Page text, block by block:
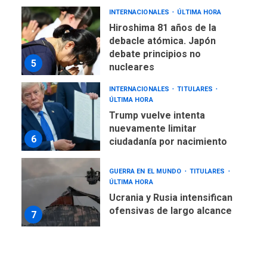
5
INTERNACIONALES ÚLTIMA HORA
Hiroshima 81 años de la
debacle atómica. Japón
debate principios no
nucleares
6
INTERNACIONALES
TITULARES
ÚLTIMA HORA
Trump vuelve intenta
nuevamente limitar
ciudadanía por nacimiento
7
GUERRA EN EL MUNDO
TITULARES
ÚLTIMA HORA
Ucrania y Rusia intensifican
ofensivas de largo alcance